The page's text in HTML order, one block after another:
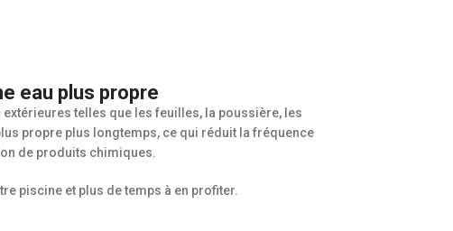
eau plus propre
telles que les feuilles, la poussière, les
propre plus longtemps, ce qui réduit la fréquence
de produits chimiques.
piscine et plus de temps à en profiter.